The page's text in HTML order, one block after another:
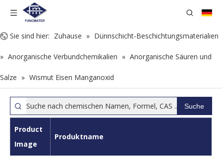
Sie sind hier: Zuhause » Dünnschicht-Beschichtungsmaterialien
» Anorganische Verbundchemikalien » Anorganische Säuren und
Salze » Wismut Eisen Manganoxid
Suche
Product
Image
Produktname